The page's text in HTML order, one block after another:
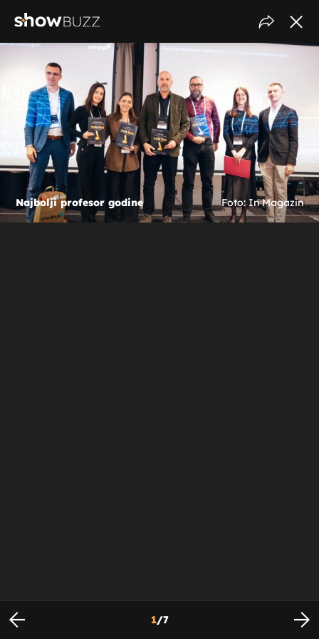
Najbolji profesor godine Foto: In Magazin
1/7